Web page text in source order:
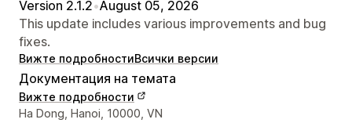
Version 2.1.2•August 05, 2026
This update includes various improvements and bug
fixes.
Вижте подробностиВсички версии
Документация на темата
Вижте подробности
Данни за връзка с дизайнера
Ha Dong, Hanoi, 10000, VN